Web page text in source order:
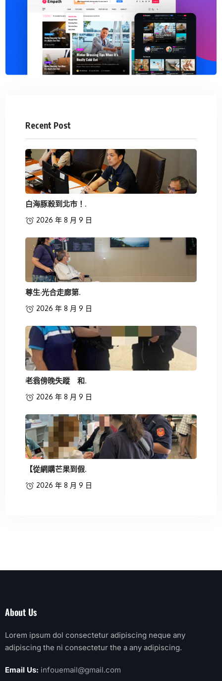
Recent Post
白海豚殺到北市！.
2026 年 8 月 9 日
尊生·光合走廊第.
2026 年 8 月 9 日
老翁傍晚失蹤 和.
2026 年 8 月 9 日
【從網購芒果到假.
2026 年 8 月 9 日
About Us
Lorem ipsum dol consectetur adipiscing neque any
adipiscing the ni consectetur the a any adipiscing.
Email Us: infouemail@gmail.com